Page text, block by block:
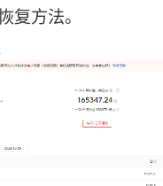
复方法。